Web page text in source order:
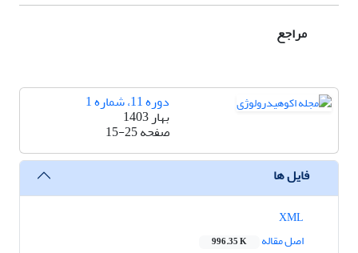
مراجع
دوره 11، شماره 1
بهار 1403
صفحه15-25
فایل ها
اصل مقاله
996.35 K